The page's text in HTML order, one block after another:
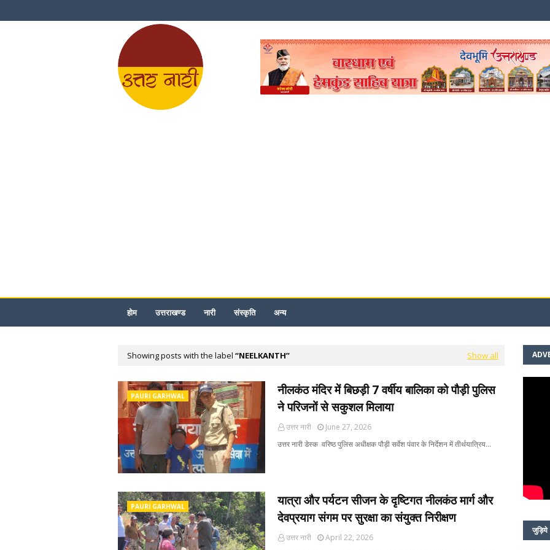
होम उत्तराखण्ड नारी संस्कृति अन्य
Showing posts with the label NEELKANTH Show all
PAURI GARHWAL
नीलकंठ मंदिर में बिछड़ी 7 वर्षीय बालिका को पौड़ी पुलिस
ने परिजनों से सकुशल मिलाया
उत्तर नारी
June 27, 2026
उत्तर नारी डेस्क वरिष्ठ पुलिस अधीक्षक पौड़ी सर्वेश पंवार के निर्देशन में तीर्थयात्रिय…
PAURI GARHWAL
यात्रा और पर्यटन सीजन के दृष्टिगत नीलकंठ मार्ग और
देवप्रयाग संगम पर सुरक्षा का संयुक्त निरीक्षण
उत्तर नारी
April 22, 2026
जुड़िये